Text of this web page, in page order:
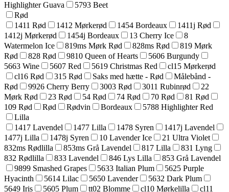
Highlighter Guava
5793 Beet
Rød
1411 Rød
1412 Mørkerød 1454 Bordeaux
1411j Rød
1412j Mørkerød
1454j Bordeaux 13 Cherry Ice
8
Watermelon Ice
819ms Mørk Rød 828ms Rød
819 Mørk
Rød
828 Rød 9810 Queen of Hearts
5606 Burgundy
5663 Wine
5607 Red 5619 Christmas Red
cl15 Mørkerød
cl16 Rød
315 Rød Saks med hætte - Rød
Målebånd -
Rød
9926 Cherry Berry 3003 Rød 3011 Rubinrød
22
Mørk Rød
23 Rød 54 Rød 74 Rød 70 Rød
81 Rød
109 Rød
Rød Rødvin Bordeaux
5788 Highlighter Red
Lilla
1417 Lavendel
1477 Lilla 1478 Syren
1417j Lavendel
1477j Lilla
1478j Syren 10 Lavender Ice
21 Ultra Violet
832ms Rødlilla
853ms Grå Lavendel 817 Lilla
831 Lyng
832 Rødlilla
833 Lavendel 846 Lys Lilla
853 Grå Lavendel
9899 Smashed Grapes
5633 Italian Plum
5625 Purple
Hyacinth
5614 Lilac 5650 Lavender
5632 Dark Plum
5649 Iris
5605 Plum tt02 Blomme cl10 Mørkelilla cl11